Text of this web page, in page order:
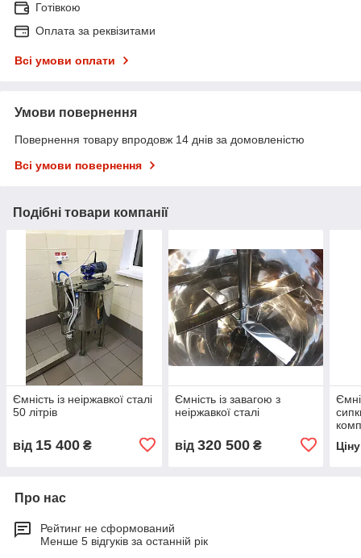
Готівкою
Оплата за реквізитами
Всі умови оплати
Умови повернення
Повернення товару впродовж 14 днів за домовленістю
Всі умови повернення
Подібні товари компанії
Ємність із неіржавкої сталі
50 літрів
від 15 400 ₴
Ємність із завагою з
неіржавкої сталі
від 320 500₴
Про нас
Рейтинг не сформований
Менше 5 відгуків за останній рік